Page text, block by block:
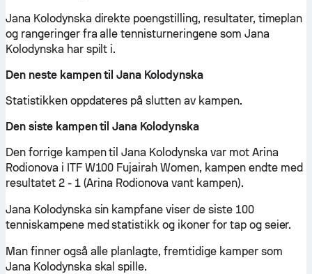
Jana Kolodynska direkte poengstilling, resultater, timeplan
og rangeringer fra alle tennisturneringene som Jana
Kolodynska har spilt i.
Den neste kampen til Jana Kolodynska
Statistikken oppdateres på slutten av kampen.
Den siste kampen til Jana Kolodynska
Den forrige kampen til Jana Kolodynska var mot Arina
Rodionova i ITF W100 Fujairah Women, kampen endte med
resultatet 2 - 1 (Arina Rodionova vant kampen).
Jana Kolodynska sin kampfane viser de siste 100
tenniskampene med statistikk og ikoner for tap og seier.
Man finner også alle planlagte, fremtidige kamper som
Jana Kolodynska skal spille.